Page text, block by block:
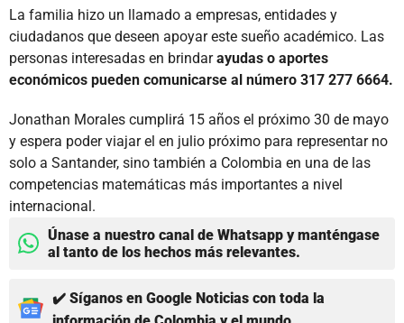
La familia hizo un llamado a empresas, entidades y
ciudadanos que deseen apoyar este sueño académico. Las
personas interesadas en brindarayudas o aportes
económicos pueden comunicarse al número 317 277 6664.
Jonathan Morales cumplirá 15 años el próximo 30 de mayo
y espera poder viajar el en julio próximo para representar no
solo a Santander, sino también a Colombia en una de las
competencias matemáticas más importantes a nivel
internacional.
Únase a nuestro canal de Whatsapp y manténgase
al tanto de los hechos más relevantes.
✔️ Síganos en Google Noticias con toda la